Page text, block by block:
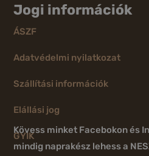
Jogi információk
ÁSZF
Adatvédelmi nyilatkozat
Szállítási információk
Elállási jog
GYIK
Kövess minket Facebokon és
mindig naprakész lehess a